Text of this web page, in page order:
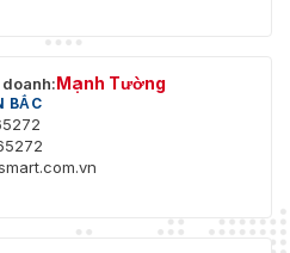
Mạnh Tường
BẮC